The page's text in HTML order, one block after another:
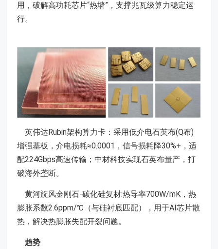
用，破解高功耗芯片“热墙”，支撑兆瓦级算力稳定运
行。
英伟达Rubin架构算力卡：采用低介电石英布(Q布)
增强基板，介电损耗≈0.0001，信号损耗降30%+，适
配224Gbps高速传输；中材科技实现石英布量产，打
破海外垄断。
黄河旋风金刚石-碳化硅复材:热导率700W/mK，热
膨胀系数2.6ppm/℃（与硅衬底匹配），用于AI芯片散
热，解决热膨胀失配开裂问题。
趋势